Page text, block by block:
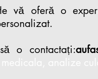
vă oferă o
o contactați: